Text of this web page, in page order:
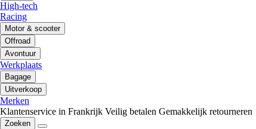
High-tech
Racing
Motor & scooter
Offroad
Avontuur
Werkplaats
Bagage
Uitverkoop
Merken
Klantenservice in Frankrijk Veilig betalen Gemakkelijk retourneren
Zoeken